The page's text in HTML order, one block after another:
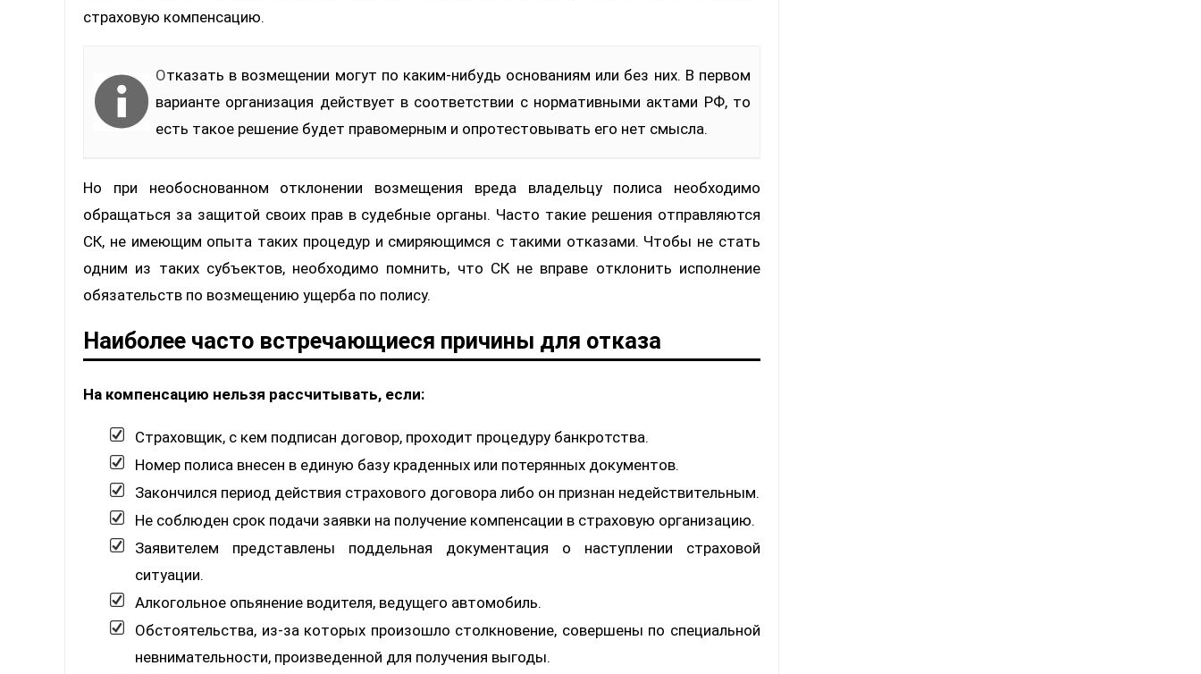
страховую компенсацию.
Отказать в возмещении могут по каким-нибудь основаниям или без них. В первом
варианте организация действует в соответствии с нормативными актами РФ, то
есть такое решение будет правомерным и опротестовывать его нет смысла.
Но при необоснованном отклонении возмещения вреда владельцу полиса необходимо
обращаться за защитой своих прав в судебные органы. Часто такие решения отправляются
СК, не имеющим опыта таких процедур и смиряющимся с такими отказами. Чтобы не стать
одним из таких субъектов, необходимо помнить, что СК не вправе отклонить исполнение
обязательств по возмещению ущерба по полису.
Наиболее часто встречающиеся причины для отказа
На компенсацию нельзя рассчитывать, если:
Страховщик, с кем подписан договор, проходит процедуру банкротства.
Номер полиса внесен в единую базу краденных или потерянных документов.
Закончился период действия страхового договора либо он признан недействительным.
Не соблюден срок подачи заявки на получение компенсации в страховую организацию.
Заявителем представлены поддельная документация о наступлении страховой
ситуации.
Алкогольное опьянение водителя, ведущего автомобиль.
Обстоятельства, из-за которых произошло столкновение, совершены по специальной
невнимательности, произведенной для получения выгоды.